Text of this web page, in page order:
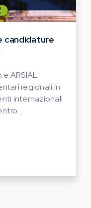
candidature
ARSIAL
regionali in
internazionali
PORTANO